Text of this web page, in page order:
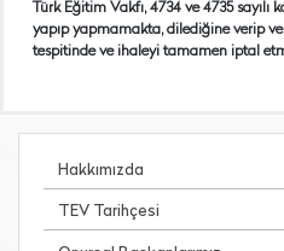
Türk Eğitim Vakfı, 4734 ve 4735
yapıp yapmamakta, dilediğine verip
tespitinde ve ihaleyi tamamen iptal
Hakkımızda
TEV Tarihçesi